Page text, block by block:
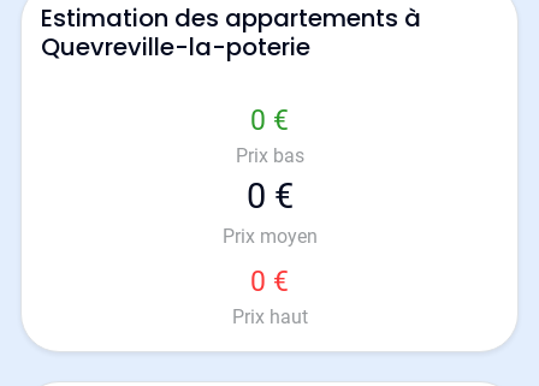
Estimation des appartements à
Quevreville-la-poterie
0 €
Prix bas
0 €
Prix moyen
0 €
Prix haut